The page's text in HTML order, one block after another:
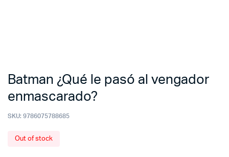
Batman ¿Qué le pasó al vengador
enmascarado?
SKU: 9786075788685
Out of stock